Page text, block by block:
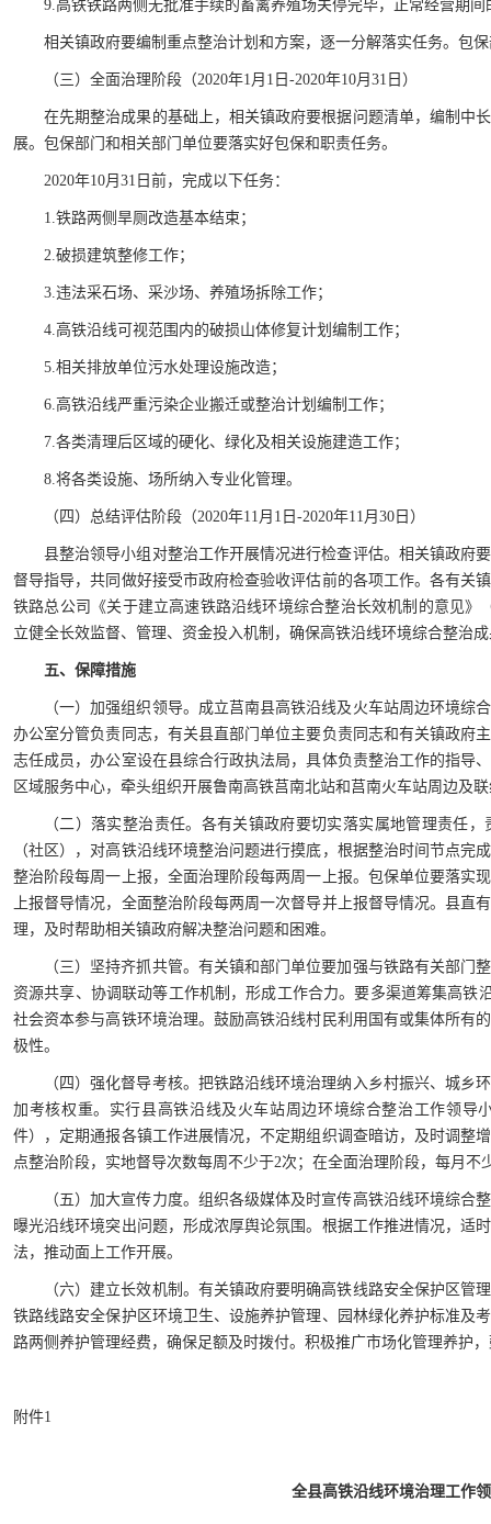
9.高铁铁路两侧无批准手续的畜禽养殖场关停完毕，正常经营期
相关镇政府要编制重点整治计划和方案，逐一分解落实任务。包
（三）全面治理阶段（2020年1月1日-2020年10月31日）
在先期整治成果的基础上，相关镇政府要根据问题清单，编制中
展。包保部门和相关部门单位要落实好包保和职责任务。
2020年10月31日前，完成以下任务：
1.铁路两侧旱厕改造基本结束；
2.破损建筑整修工作；
3.违法采石场、采沙场、养殖场拆除工作；
4.高铁沿线可视范围内的破损山体修复计划编制工作；
5.相关排放单位污水处理设施改造；
6.高铁沿线严重污染企业搬迁或整治计划编制工作；
7.各类清理后区域的硬化、绿化及相关设施建造工作；
8.将各类设施、场所纳入专业化管理。
（四）总结评估阶段（2020年11月1日-2020年11月30日）
县整治领导小组对整治工作开展情况进行检查评估。相关镇政府
督导指导，共同做好接受市政府检查验收评估前的各项工作。各有关
铁路总公司《关于建立高速铁路沿线环境综合整治长效机制的意见》
立健全长效监督、管理、资金投入机制，确保高铁沿线环境综合整治
五、保障措施
（一）加强组织领导。成立莒南县高铁沿线及火车站周边环境综
办公室分管负责同志，有关县直部门单位主要负责同志和有关镇政府
志任成员，办公室设在县综合行政执法局，具体负责整治工作的指导
区域服务中心，牵头组织开展鲁南高铁莒南北站和莒南火车站周边及
（二）落实整治责任。各有关镇政府要切实落实属地管理责任
（社区），对高铁沿线环境整治问题进行摸底，根据整治时间节点完
整治阶段每周一上报，全面治理阶段每两周一上报。包保单位要落实
上报督导情况，全面整治阶段每两周一次督导并上报督导情况。县直
理，及时帮助相关镇政府解决整治问题和困难。
（三）坚持齐抓共管。有关镇和部门单位要加强与铁路有关部门
资源共享、协调联动等工作机制，形成工作合力。要多渠道筹集高铁
社会资本参与高铁环境治理。鼓励高铁沿线村民利用国有或集体所有
极性。
（四）强化督导考核。把铁路沿线环境治理纳入乡村振兴、城乡
加考核权重。实行县高铁沿线及火车站周边环境综合整治工作领导
件），定期通报各镇工作进展情况，不定期组织调查暗访，及时调整
点整治阶段，实地督导次数每周不少于2次；在全面治理阶段，每月不
（五）加大宣传力度。组织各级媒体及时宣传高铁沿线环境综合
曝光沿线环境突出问题，形成浓厚舆论氛围。根据工作推进情况，适
法，推动面上工作开展。
（六）建立长效机制。有关镇政府要明确高铁线路安全保护区管
铁路线路安全保护区环境卫生、设施养护管理、园林绿化养护标准及
路两侧养护管理经费，确保足额及时拨付。积极推广市场化管理养护
附件1
全县高铁沿线环境治理工作